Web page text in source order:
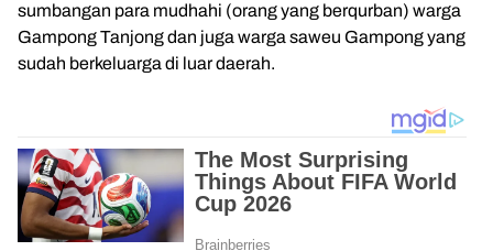
sumbangan para mudhahi (orang yang berqurban) warga
Gampong Tanjong dan juga warga saweu Gampong yang
sudah berkeluarga di luar daerah.